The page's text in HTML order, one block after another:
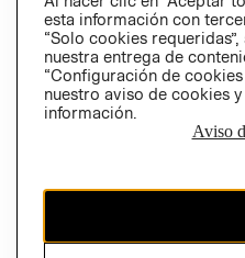
Perú (S/)
CAMBIAR REGIÓN
propiedad de H&M Hennes &
esta información con
“Solo cookies
nuestra entrega de
“Configuración de
nuestro aviso de cookies
información.
Aviso